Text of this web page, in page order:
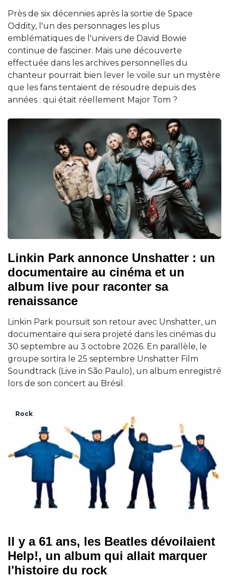
Près de six décennies après la sortie de Space
Oddity, l'un des personnages les plus
emblématiques de l'univers de David Bowie
continue de fasciner. Mais une découverte
effectuée dans les archives personnelles du
chanteur pourrait bien lever le voile sur un mystère
que les fans tentaient de résoudre depuis des
années : qui était réellement Major Tom ?
Linkin Park annonce Unshatter : un
documentaire au cinéma et un
album live pour raconter sa
renaissance
Linkin Park poursuit son retour avec Unshatter, un
documentaire qui sera projeté dans les cinémas du
30 septembre au 3 octobre 2026. En parallèle, le
groupe sortira le 25 septembre Unshatter Film
Soundtrack (Live in São Paulo), un album enregistré
lors de son concert au Brésil.
Rock
Il y a 61 ans, les Beatles dévoilaient
Help!, un album qui allait marquer
l'histoire du rock